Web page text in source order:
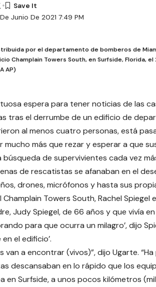
Junio De 2021 7:49 PM
por el departamento de bomberos de
Champlain Towers South, en Surfside, Florida, el
AP)
espera para tener noticias de las
tras el derrumbe de un edificio de
al menos cuatro personas, está
mucho más que rezar y esperar a que
búsqueda de supervivientes cada vez
de rescatistas se afanaban en el
drones, micrófonos y hasta sus
Towers South, Rachel
Judy Spiegel, de 66 años y que vivía
para que ocurra un milagro’, dijo
el edificio’.
van a encontrar (vivos)”, dijo Ugarte.
descansaban en lo rápido que los
en Surfside, a unos pocos kilómetros